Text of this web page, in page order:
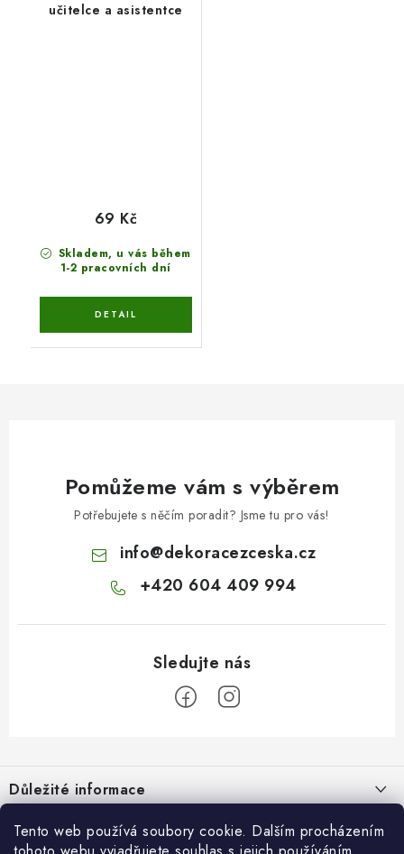
Tento web používá soubory cookie. Dalším procházením
učitelce a asistentce
Skladem, u vás během
1-2 pracovních dní
69 Kč
Pomůžeme vám s výběrem
Potřebujete s něčím poradit? Jsme tu pro vás!
info@dekoracezceska.cz
+420 604 409 994
pDůležité informace
Doprava a platba
Pro zákazníky